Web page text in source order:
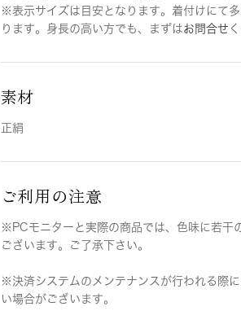
※表示サイズは目安となります。着付けにて
ります。身長の高い方でも、まずはお問合せ
素材
正絹
ご利用の注意
※PCモニターと実際の商品では、色味に若干
ございます。ご了承下さい。
※決済システムのメンテナンスが行われる際
い場合がございます。